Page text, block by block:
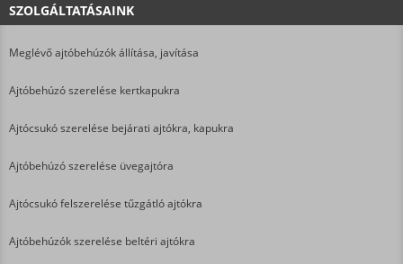
SZOLGÁLTATÁSAINK
Meglévő ajtóbehúzók állítása, javítása
Ajtóbehúzó szerelése kertkapukra
Ajtócsukó szerelése bejárati ajtókra, kapukra
Ajtóbehúzó szerelése üvegajtóra
Ajtócsukó felszerelése tűzgátló ajtókra
Ajtóbehúzók szerelése beltéri ajtókra